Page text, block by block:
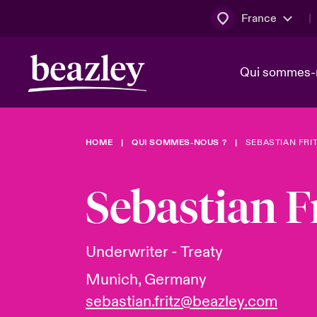
France
Qui
Qui sommes-nous ?
Conseil
Nous
Dernières Actualités
Lumière
France
Espace assurés
Client
HOME QUI SOMMES-NOUS ? SEBASTIAN
Sebastian
Underwriter - Treaty
Munich, Germany
sebastian.fritz@beazley.com